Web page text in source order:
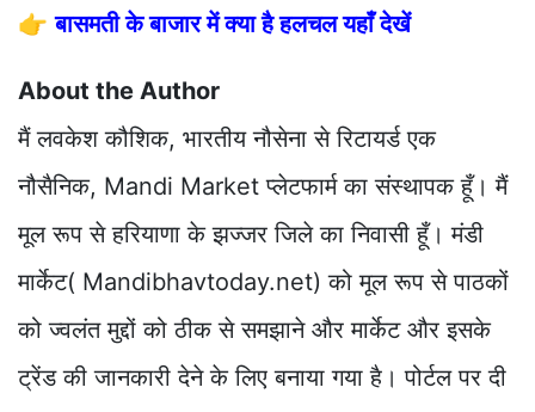
👉बासमती के बाजार में क्या है हलचल यहाँ देखें
About the Author
मैं लवकेश कौशिक, भारतीय नौसेना से रिटायर्ड एक
नौसैनिक, Mandi Market प्लेटफार्म का संस्थापक हूँ। मैं
मूल रूप से हरियाणा के झज्जर जिले का निवासी हूँ। मंडी
मार्केट( Mandibhavtoday.net) को मूल रूप से पाठकों
को ज्वलंत मुद्दों को ठीक से समझाने और मार्केट और इसके
ट्रेंड की जानकारी देने के लिए बनाया गया है। पोर्टल पर दी